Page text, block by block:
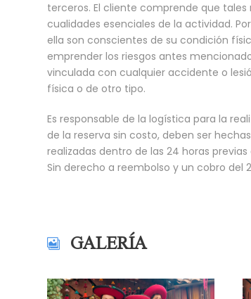
terceros. El cliente comprende que
cualidades esenciales de la actividad.
ella son conscientes de su condición
emprender los riesgos antes
vinculada con cualquier accidente o
física o de otro tipo.
Es responsable de la logística para la
de la reserva sin costo, deben ser
realizadas dentro de las 24 horas
Sin derecho a reembolso y un cobro del
GALERÍA